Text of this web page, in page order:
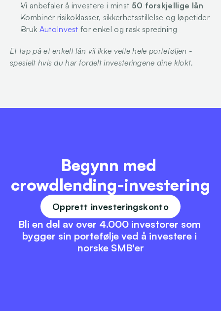
Vi anbefaler å investere i minst 50 forskjellige lån
Kombinér risikoklasser, sikkerhetsstillelse og løpetider
Bruk AutoInvest for enkel og rask spredning
Et tap på et enkelt lån vil ikke velte hele porteføljen -
spesielt hvis du har fordelt investeringene dine klokt.
Begynn med
crowdlending-investering
Opprett investeringskonto
Bli en del av over 4.000 investorer som
bygger sin portefølje ved å investere i
norske SMB'er